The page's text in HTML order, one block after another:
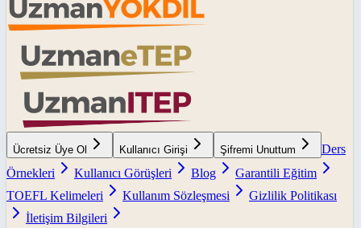
Ücretsiz Üye Ol Kullanıcı Girişi Şifremi Unuttum
Ders
Örnekleri
Kullanıcı Görüşleri Blog
Garantili Eğitim
TOEFL Kelimeleri
Kullanım Sözleşmesi
Gizlilik Politikası
İletişim Bilgileri